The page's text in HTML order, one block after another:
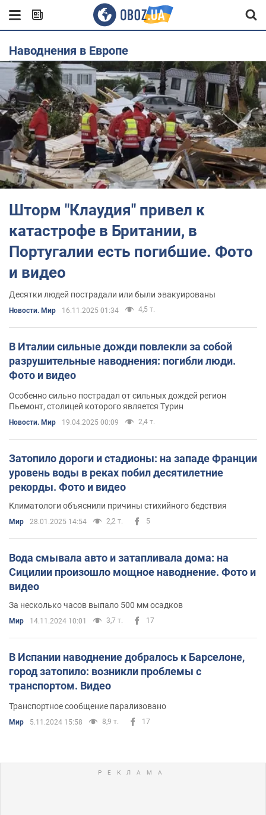
наводнения в Европе
Шторм "Клаудия" привел к
катастрофе в Британии, в
Португалии есть погибшие. Фото
и видео
Десятки людей пострадали или были эвакуированы
Новости. Мир 16.11.2025 01:34 4,5 т.
В Италии сильные дожди повлекли за собой
разрушительные наводнения: погибли люди.
Фото и видео
Особенно сильно пострадал от сильных дождей регион
Пьемонт, столицей которого является Турин
Новости. Мир 19.04.2025 00:09 2,4 т.
Затопило дороги и стадионы: на западе Франции
уровень воды в реках побил десятилетние
рекорды. Фото и видео
Климатологи объяснили причины стихийного бедствия
Мир 28.01.2025 14:54 2,2 т. 5
Вода смывала авто и затапливала дома: на
Сицилии произошло мощное наводнение. Фото и
видео
За несколько часов выпало 500 мм осадков
Мир 14.11.2024 10:01 3,7 т. 17
В Испании наводнение добралось к Барселоне,
город затопило: возникли проблемы с
транспортом. Видео
Транспортное сообщение парализовано
Мир 5.11.2024 15:58 8,9 т. 17